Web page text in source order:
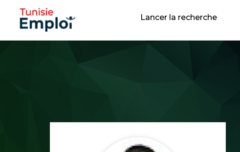
Lancer la recherche